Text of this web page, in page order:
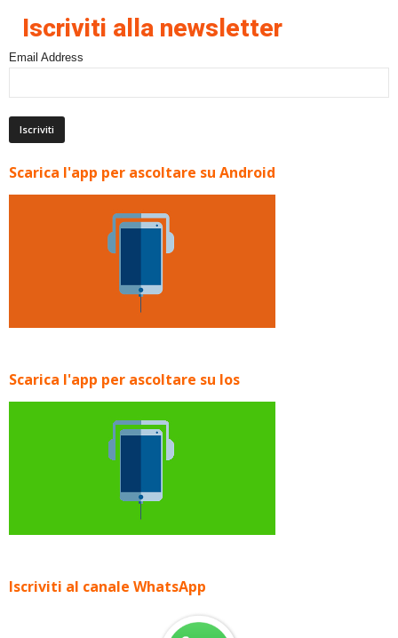
Iscriviti alla newsletter
Email Address
Scarica l'app per ascoltare su Android
Scarica l'app per ascoltare su Ios
Iscriviti al canale WhatsApp